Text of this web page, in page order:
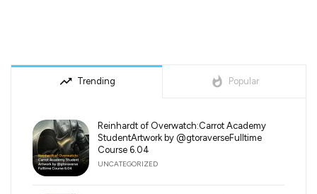
trending_up Trending whatshot Popular
Reinhardt of Overwatch:Carrot Academy
StudentArtwork by @gtoraverseFulltime
Course 6.04
UNCATEGORIZED